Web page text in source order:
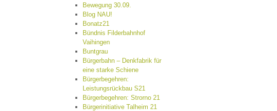
Bewegung 30.09.
Blog NAU!
Bonatz21
Bündnis Filderbahnhof
Vaihingen
Buntgrau
Bürgerbahn – Denkfabrik für
eine starke Schiene
Bürgerbegehren:
Leistungsrückbau S21
Bürgerbegehren: Strorno 21
Bürgerinitiative Talheim 21